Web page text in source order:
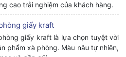
cao trải nghiệm của khách hàng.
giấy kraft
giấy kraft là lựa chọn tuyệt vời
phẩm xà phòng. Màu nâu tự nhiên,